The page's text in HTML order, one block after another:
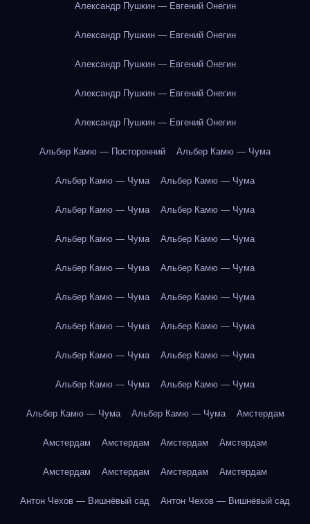
Александр Пушкин — Евгений Онегин
Александр Пушкин — Евгений Онегин
Александр Пушкин — Евгений Онегин
Александр Пушкин — Евгений Онегин
Александр Пушкин — Евгений Онегин
Альбер Камю — Посторонний Альбер Камю — Чума
Альбер Камю — Чума Альбер Камю — Чума
Альбер Камю — Чума Альбер Камю — Чума
Альбер Камю — Чума Альбер Камю — Чума
Альбер Камю — Чума Альбер Камю — Чума
Альбер Камю — Чума Альбер Камю — Чума
Альбер Камю — Чума Альбер Камю — Чума
Альбер Камю — Чума Альбер Камю — Чума
Альбер Камю — Чума Альбер Камю — Чума
Альбер Камю — Чума Альбер Камю — Чума Амстердам
Амстердам Амстердам Амстердам Амстердам
Амстердам Амстердам Амстердам Амстердам
Антон Чехов — Вишнёвый сад Антон Чехов — Вишнёвый сад